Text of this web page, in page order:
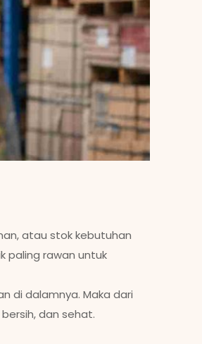
atau stok kebutuhan
paling rawan untuk
di dalamnya. Maka dari
dan sehat.